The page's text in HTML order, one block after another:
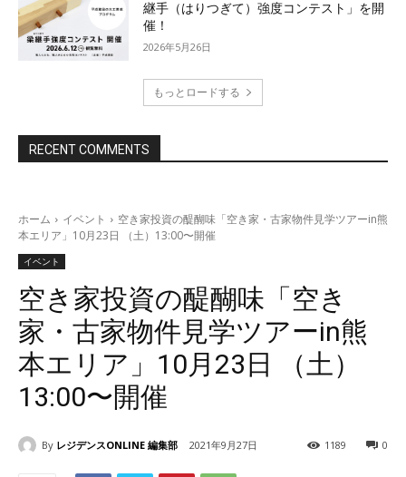
継手（はりつぎて）強度コンテスト」を開
催！
2026年5月26日
もっとロードする
RECENT COMMENTS